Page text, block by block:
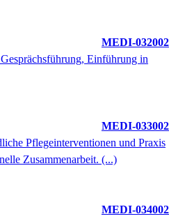
MEDI-032002
Einführung in
MEDI-033002
Pflegeinterventionen und Praxis
Zusammenarbeit. (...)
MEDI-034002